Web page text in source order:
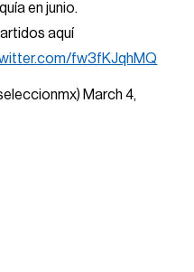
en junio.
aquí
fw3fKJqhMQ
March 4,